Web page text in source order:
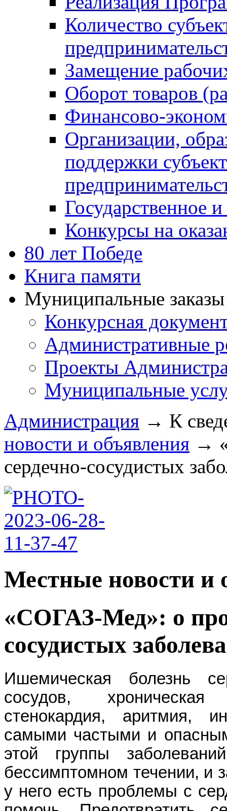
Количество
Замещение
Оборот товаров
Финансово-
Организации,
поддержки
Государственное
Конкурсы на
80 лет Победе
Книга памяти
Муниципальные
Конкурсная
Административные
Проекты
Муниципальные
Администрация → К
новости и объявления →
сердечно-сосудистых
Местные новости и
«СОГАЗ-Мед»: о
сосудистых
Ишемическая болезнь
сосудов, хроническая
стенокардия, аритмия,
самыми частыми и
этой группы
бессимптомном течении, и
у него есть проблемы с